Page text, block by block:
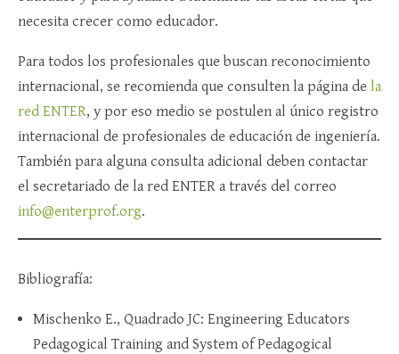
necesita crecer como educador.
Para todos los profesionales que buscan reconocimiento
internacional, se recomienda que consulten la página de la
red ENTER, y por eso medio se postulen al único registro
internacional de profesionales de educación de ingeniería.
También para alguna consulta adicional deben contactar
el secretariado de la red ENTER a través del correo
info@enterprof.org.
Bibliografía:
Mischenko E., Quadrado JC: Engineering Educators
Pedagogical Training and System of Pedagogical